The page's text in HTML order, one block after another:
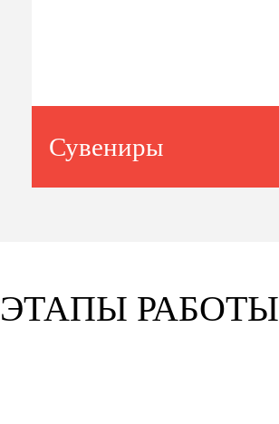
Сувениры
ЭТАПЫ РАБОТЫ